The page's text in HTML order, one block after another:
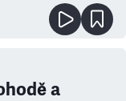
a